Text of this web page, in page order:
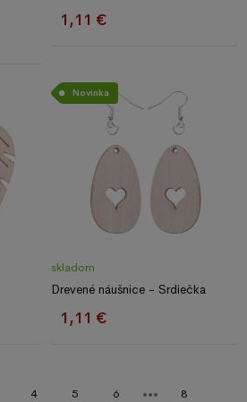
1,11 €
Novinka
skladom
Drevené náušnice - Srdiečka
1,11 €
4 5 6 8